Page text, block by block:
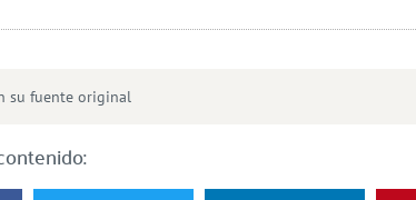
su fuente original